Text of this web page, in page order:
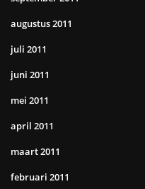
augustus 2011
juli 2011
juni 2011
mei 2011
april 2011
maart 2011
februari 2011